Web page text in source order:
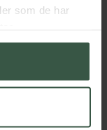
som de har
Great Essentials